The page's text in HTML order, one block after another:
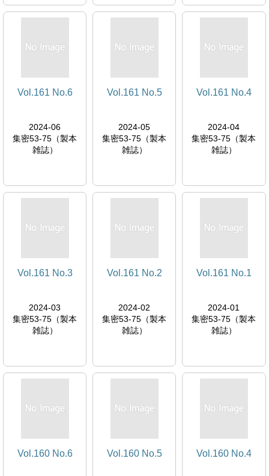
Vol.161 No.6
2024-06
集密53-75（製本
雑誌）
Vol.161 No.5
2024-05
集密53-75（製本
雑誌）
Vol.161 No.4
2024-04
集密53-75（製本
雑誌）
Vol.161 No.3
2024-03
集密53-75（製本
雑誌）
Vol.161 No.2
2024-02
集密53-75（製本
雑誌）
Vol.161 No.1
2024-01
集密53-75（製本
雑誌）
Vol.160 No.6 Vol.160 No.5 Vol.160 No.4